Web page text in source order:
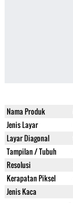
Nama Produk
Jenis Layar
Layar Diagonal
Tampilan / Tubuh
Resolusi
Kerapatan Piksel
Jenis Kaca